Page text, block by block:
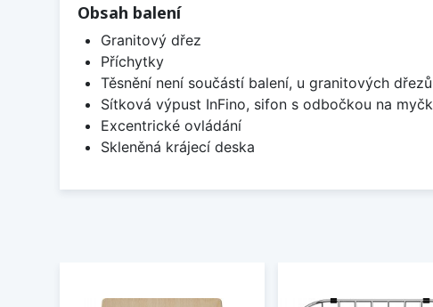
Obsah balení
Granitový dřez
Příchytky
Těsnění není součástí balení, u granitových
Sítková výpust InFino, sifon s odbočkou na
Excentrické ovládání
Skleněná krájecí deska